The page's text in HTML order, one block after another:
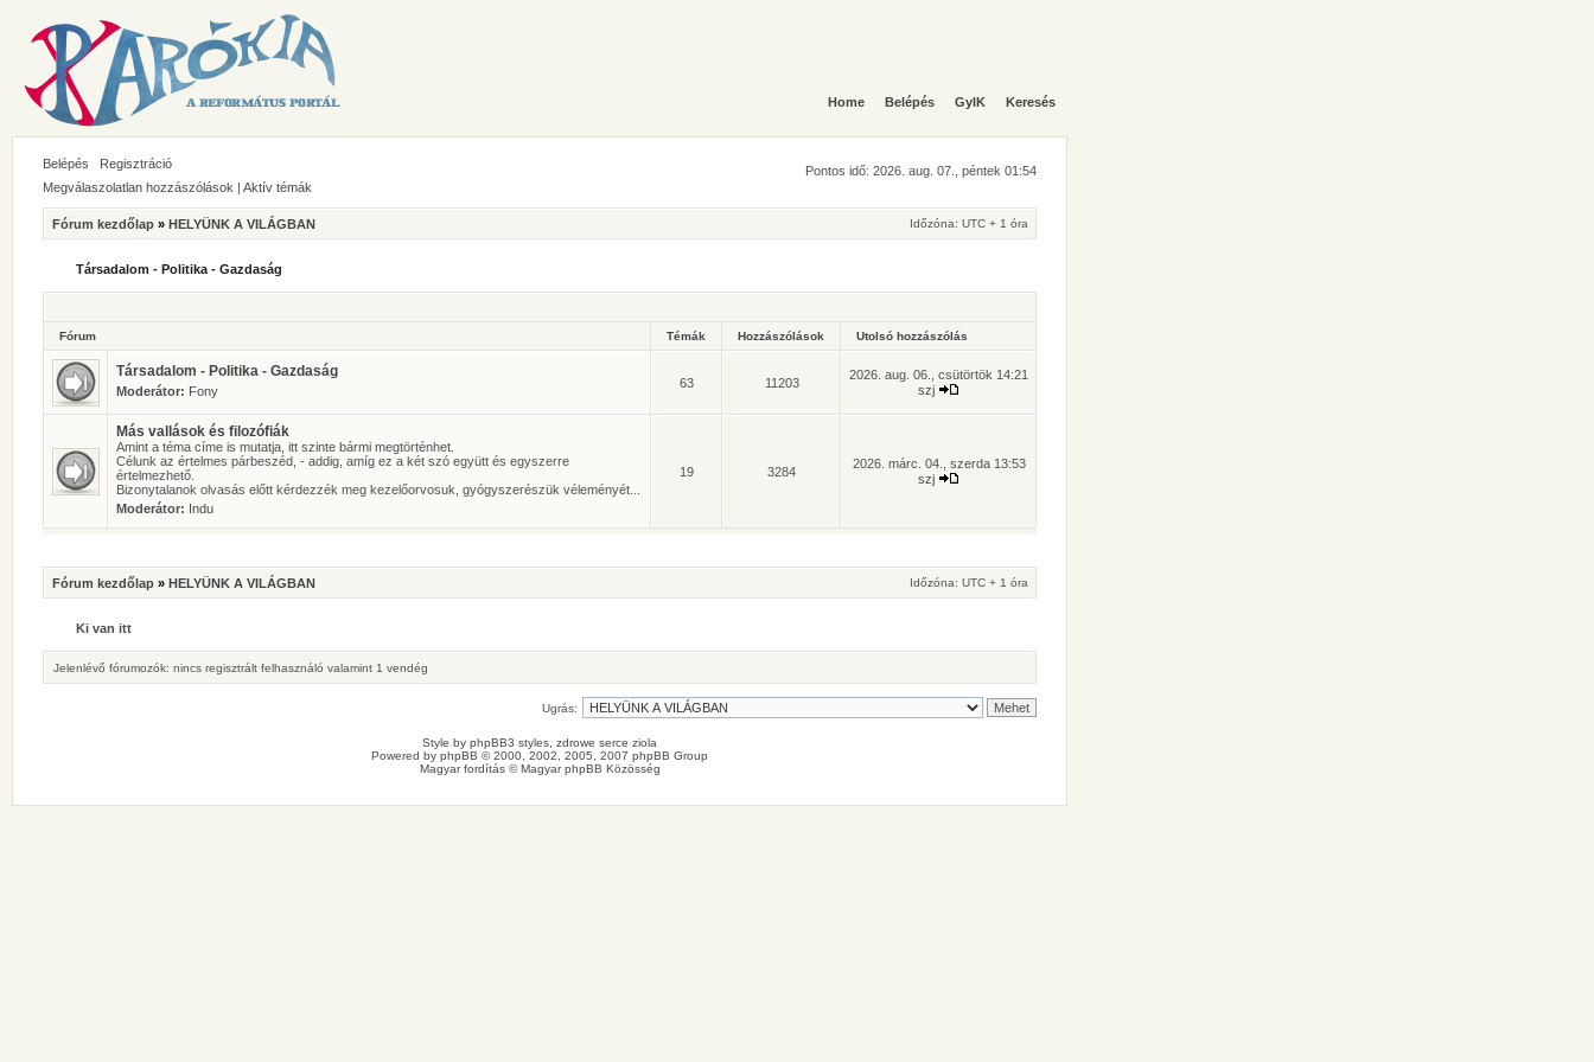
Home Belépés GyIK Keresés
Belépés Regisztráció
Pontos idő: 2026. aug. 07., péntek 01:54
Megválaszolatlan hozzászólások | Aktív témák
Fórum kezdőlap » HELYÜNK A VILÁGBAN Időzóna: UTC + 1 óra
Társadalom - Politika - Gazdaság
Fórum Témák Hozzászólások Utolsó hozzászólás
Társadalom - Politika - Gazdaság
Moderátor: Fony
63 11203
2026. aug. 06., csütörtök 14:21
szj
Más vallások és filozófiák
Amint a téma címe is mutatja, itt szinte bármi megtörténhet.
Célunk az értelmes párbeszéd, - addig, amíg ez a két szó együtt és egyszerre
értelmezhető.
Bizonytalanok olvasás előtt kérdezzék meg kezelőorvosuk, gyógyszerészük véleményét...
Moderátor: Indu
19 3284
2026. márc. 04., szerda 13:53
szj
Fórum kezdőlap » HELYÜNK A VILÁGBAN Időzóna: UTC + 1 óra
Ki van itt
Jelenlévő fórumozók: nincs regisztrált felhasználó valamint 1 vendég
Ugrás:
Style by phpBB3 styles , zdrowe serce ziola
Powered by phpBB © 2000, 2002, 2005, 2007 phpBB Group
Magyar fordítás ©Magyar phpBB Közösség